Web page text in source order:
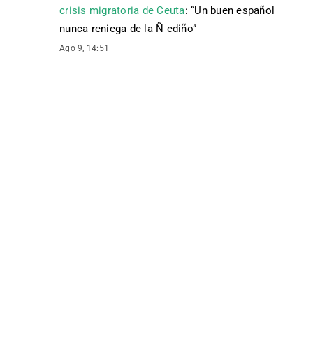
crisis migratoria de Ceuta: “Un buen español
nunca reniega de la Ñ ediño”
Ago 9, 14:51